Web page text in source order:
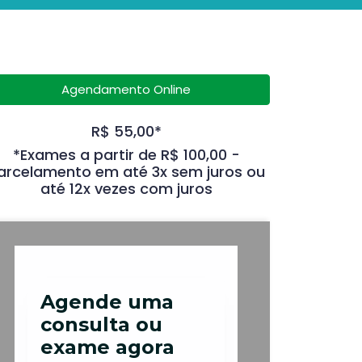
Agendamento Online
R$ 55,00*
*Exames a partir de R$ 100,00 -
em até 3x sem juros ou
até 12x vezes com juros